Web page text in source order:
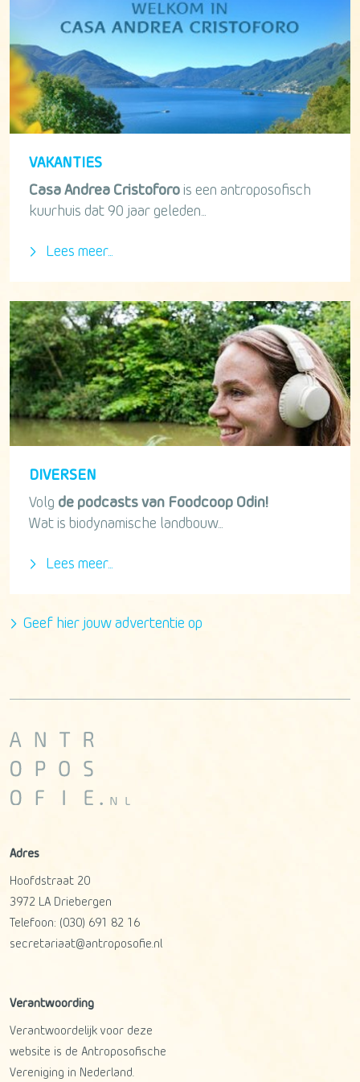
VAKANTIES
Casa Andrea Cristoforo is een antroposofisch
kuurhuis dat 90 jaar geleden...
Lees meer...
DIVERSEN
Volg de podcasts van Foodcoop Odin!
Wat is biodynamische landbouw...
Lees meer...
Geef hier jouw advertentie op
Adres
Hoofdstraat 20
3972 LA Driebergen
Telefoon: (030) 691 82 16
secretariaat@antroposofie.nl
Verantwoording
Verantwoordelijk voor deze
website is de Antroposofische
Vereniging in Nederland.